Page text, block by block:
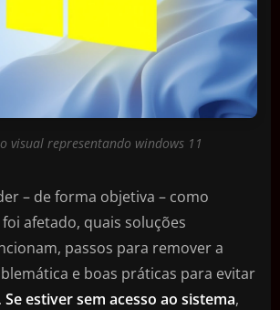
visual representando windows 11
– de forma objetiva – como
afetado, quais soluções
passos para remover a
e boas práticas para evitar
Se estiver sem acesso ao sistema,